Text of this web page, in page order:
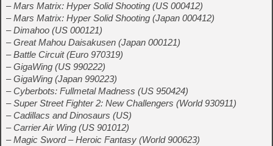
– Mars Matrix: Hyper Solid Shooting (US 000412)
– Mars Matrix: Hyper Solid Shooting (Japan 000412)
– Dimahoo (US 000121)
– Great Mahou Daisakusen (Japan 000121)
– Battle Circuit (Euro 970319)
– GigaWing (US 990222)
– GigaWing (Japan 990223)
– Cyberbots: Fullmetal Madness (US 950424)
– Super Street Fighter 2: New Challengers (World 930911)
– Cadillacs and Dinosaurs (US)
– Carrier Air Wing (US 901012)
– Magic Sword – Heroic Fantasy (World 900623)